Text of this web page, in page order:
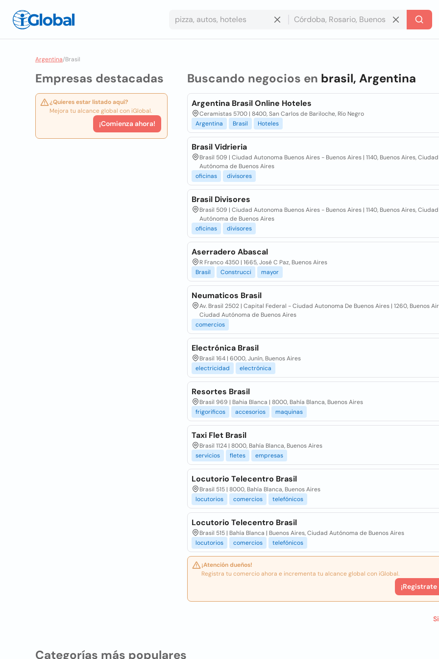
Argentina/Brasil
Empresas destacadas
¿Quieres estar listado aquí?
Mejora tu alcance global con iGlobal.
¡Comienza ahora!
Buscando negocios en brasil, Argentina
Argentina Brasil Online Hoteles
Ceramistas 5700 | 8400, San Carlos de Bariloche, Río Negro
Argentina
Brasil Hoteles
Brasil Vidrieria
Brasil 509 | Ciudad Autonoma Buenos Aires - Buenos Aires | 1140, Buenos Aires, Ciudad
Autónoma de Buenos Aires
oficinas
divisores
Brasil Divisores
Brasil 509 | Ciudad Autonoma Buenos Aires - Buenos Aires | 1140, Buenos Aires, Ciudad
Autónoma de Buenos Aires
oficinas
divisores
Aserradero Abascal
R Franco 4350 | 1665, José C Paz, Buenos Aires
Brasil
Construcci mayor
Neumaticos Brasil
Av. Brasil 2502 | Capital Federal - Ciudad Autonoma De Buenos Aires | 1260, Buenos
Ciudad Autónoma de Buenos Aires
comercios
Electrónica Brasil
Brasil 164 | 6000, Junín, Buenos Aires
electricidad
electrónica
Resortes Brasil
Brasil 969 | Bahia Blanca | 8000, Bahía Blanca, Buenos Aires
frigorificos
accesorios maquinas
Taxi Flet Brasil
Brasil 1124 | 8000, Bahía Blanca, Buenos Aires
servicios
fletes empresas
Locutorio Telecentro Brasil
Brasil 515 | 8000, Bahía Blanca, Buenos Aires
locutorios
comercios telefónicos
Locutorio Telecentro Brasil
Brasil 515 | Bahía Blanca | Buenos Aires, Ciudad Autónoma de Buenos Aires
locutorios
comercios telefónicos
¡Atención dueños!
Registra tu comercio ahora e incrementa tu alcance global con iGlobal.
Categorías más populares